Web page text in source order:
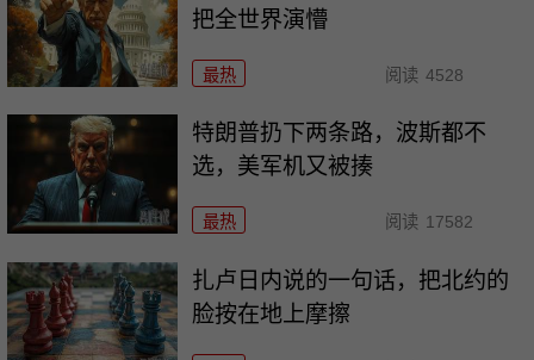
把全世界演懵
最热 阅读 4528
特朗普扔下两条路，波斯都不
选，美军机又被揍
最热 阅读 17582
扎卢日内说的一句话，把北约的
脸按在地上摩擦